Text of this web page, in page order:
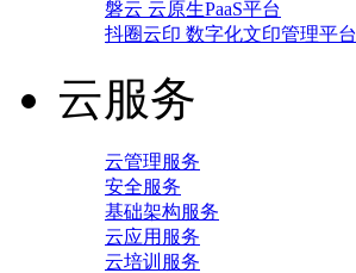
磐云 云原生PaaS平台
抖圈云印 数字化文印管理平台
云服务
云管理服务
安全服务
基础架构服务
云应用服务
云培训服务